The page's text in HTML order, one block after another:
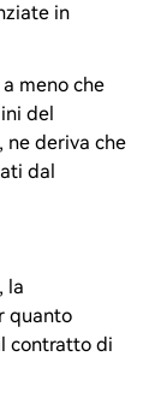
in
meno che
del
ne deriva che
dal
la
quanto
contratto di